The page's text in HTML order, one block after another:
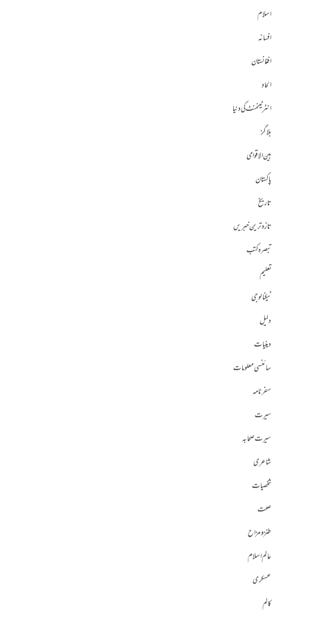
اسلام
افسانہ
افغانستان
الحاد
انٹرٹینمنٹ کی دنیا
بلاگز
بین الاقوامی
پاکستان
تاریخ
تازہ ترین خبریں
تبصرہ کتب
تعلیم
ٹیکنالوجی
دلیل
دینیات
سائنسی معلومات
سفرنامہ
سیرت
سیرت صحابہ
شاعری
شخصیات
صحت
طنز و مزاح
عالم اسلام
عسکری
کالم